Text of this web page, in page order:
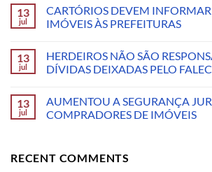
13
jul
CARTÓRIOS DEVEM
IMÓVEIS ÀS PREFEITURAS
13
jul
HERDEIROS NÃO SÃO
DÍVIDAS DEIXADAS PELO
13
jul
AUMENTOU A SEGURANÇA
COMPRADORES DE IMÓVEIS
RECENT COMMENTS